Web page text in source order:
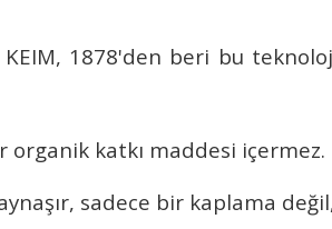
1878'den beri bu
organik katkı maddesi içermez.
sadece bir kaplama